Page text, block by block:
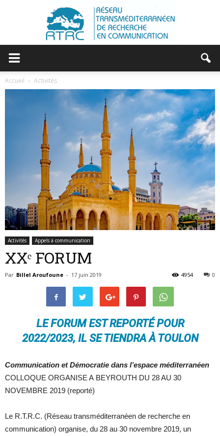
RESEAU
TRANSMEDITERRANEEN
RECHERCHE
en
COMMUNICATION
Accueil Activités
Activités Appels à communication
XXᵉ FORUM
Par Billel Aroufoune - 17 juin 2019 0
4954
LE FORUM EST REPORTÉ POUR
2022/2023, IL SE TIENDRA À TOULON
Communication et Démocratie dans l’espace méditerranéen
COLLOQUE ORGANISE A BEYROUTH DU 28 AU 30
NOVEMBRE 2019 (reporté)
Le R.T.R.C. (Réseau transméditerranéen de recherche en
communication) organise, du 28 au 30 novembre 2019, un